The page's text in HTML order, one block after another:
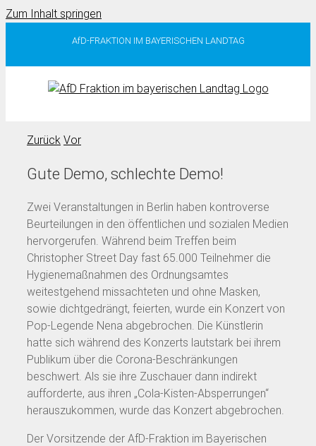
Zum Inhalt springen
AfD-FRAKTION IM BAYERISCHEN LANDTAG
Zurück Vor
Gute Demo, schlechte Demo!
Zwei Veranstaltungen in Berlin haben kontroverse
Beurteilungen in den öffentlichen und sozialen Medien
hervorgerufen. Während beim Treffen beim
Christopher Street Day fast 65.000 Teilnehmer die
Hygienemaßnahmen des Ordnungsamtes
weitestgehend missachteten und ohne Masken,
sowie dichtgedrängt, feierten, wurde ein Konzert von
Pop-Legende Nena abgebrochen. Die Künstlerin
hatte sich während des Konzerts lautstark bei ihrem
Publikum über die Corona-Beschränkungen
beschwert. Als sie ihre Zuschauer dann indirekt
aufforderte, aus ihren „Cola-Kisten-Absperrungen“
herauszukommen, wurde das Konzert abgebrochen.
Der Vorsitzende der AfD-Fraktion im Bayerischen